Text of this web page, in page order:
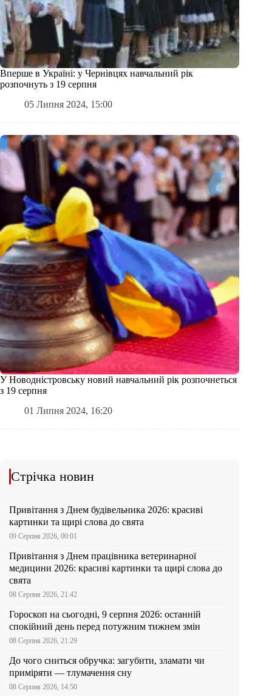
Вперше в Україні: у Чернівцях навчальний рік
розпочнуть з 19 серпня
05 Липня 2024, 15:00
У Новодністровську новий навчальний рік розпочнеться
з 19 серпня
01 Липня 2024, 16:20
Стрічка новин
Привітання з Днем будівельника 2026: красиві
картинки та щирі слова до свята
09 Серпня 2026, 00:01
Привітання з Днем працівника ветеринарної
медицини 2026: красиві картинки та щирі слова до
свята
08 Серпня 2026, 21:42
Гороскоп на сьогодні, 9 серпня 2026: останній
спокійний день перед потужним тижнем змін
08 Серпня 2026, 21:29
До чого сниться обручка: загубити, зламати чи
приміряти — тлумачення сну
08 Серпня 2026, 14:50